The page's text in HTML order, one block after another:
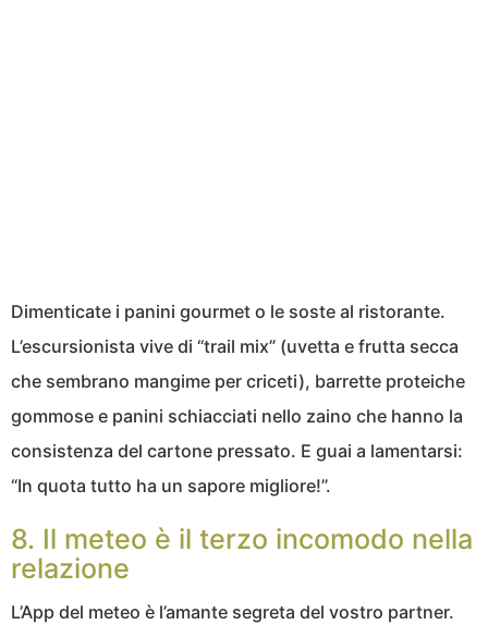
Dimenticate i panini gourmet o le soste al ristorante.
L’escursionista vive di “trail mix” (uvetta e frutta secca
che sembrano mangime per criceti), barrette proteiche
gommose e panini schiacciati nello zaino che hanno la
consistenza del cartone pressato. E guai a lamentarsi:
“In quota tutto ha un sapore migliore!”.
8. Il meteo è il terzo incomodo nella
relazione
L’App del meteo è l’amante segreta del vostro partner.